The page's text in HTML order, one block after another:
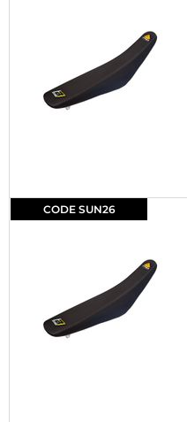
CODE SUN26